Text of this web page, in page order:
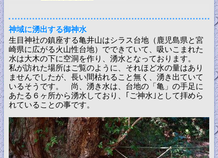
神域に湧出する御神水
生目神社の鎮座する亀井山はシラス台地（鹿児島県と宮
崎県に広がる火山性台地）でできていて、吸いこまれた
水は大木の下に空洞を作り、湧水となっております。
私が訪れた場所はご覧のように、それほど水の量はあり
ませんでしたが、長い間枯れること無く、湧き出ていて
いるそうです。 尚、湧き水は、台地の「亀」の手足に
あたる６ヶ所から湧水しており、｢ご神水｣として拝めら
れていることの事です。